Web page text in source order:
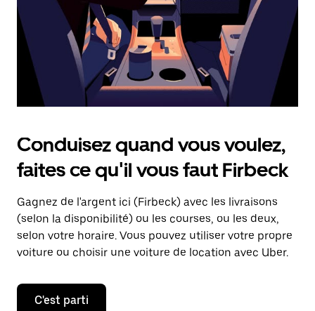
d'échappement
pour
fermer
calendrier.
Conduisez quand vous voulez,
faites ce qu'il vous faut Firbeck
Gagnez de l'argent ici (Firbeck) avec les livraisons
(selon la disponibilité) ou les courses, ou les deux,
selon votre horaire. Vous pouvez utiliser votre propre
voiture ou choisir une voiture de location avec Uber.
C'est parti